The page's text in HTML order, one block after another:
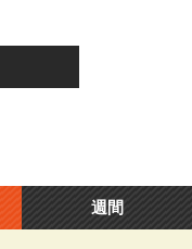
週間